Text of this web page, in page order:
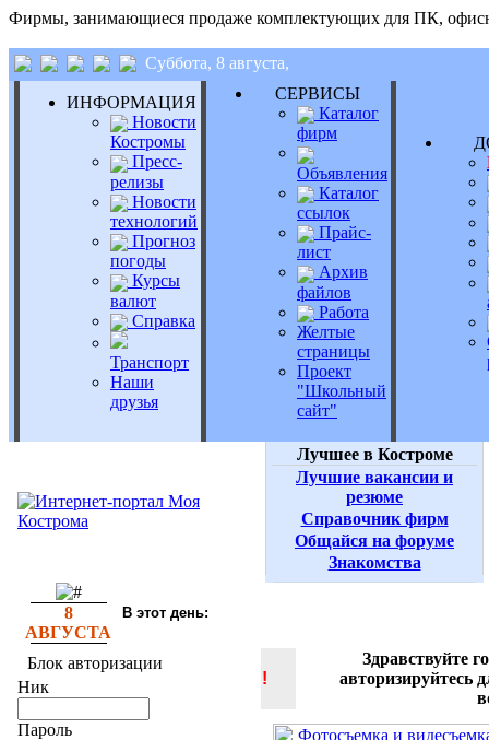
Фирмы, занимающиеся продаже комплектующих для ПК,
Суббота, 8 августа,
ИНФОРМАЦИЯ
Новости
Костромы
Пресс-
релизы
Новости
технологий
Прогноз
погоды
Курсы
валют
Справка
Транспорт
Наши
друзья
СЕРВИСЫ
Каталог
фирм
Объявления
Каталог
ссылок
Прайс-
лист
Архив
файлов
Работа
Желтые
страницы
Проект
"Школьный
сайт"
Лучшее в Костроме
Лучшие вакансии и
резюме
Справочник фирм
Общайся на форуме
Знакомства
8
АВГУСТА
В этот день:
Блок авторизации
Ник
Пароль
!
Здравствуйте
авторизируйтесь